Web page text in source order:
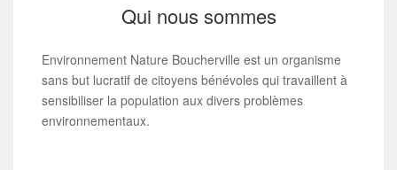
Qui nous sommes
Environnement Nature Boucherville est un organisme
sans but lucratif de citoyens bénévoles qui travaillent à
sensibiliser la population aux divers problèmes
environnementaux.